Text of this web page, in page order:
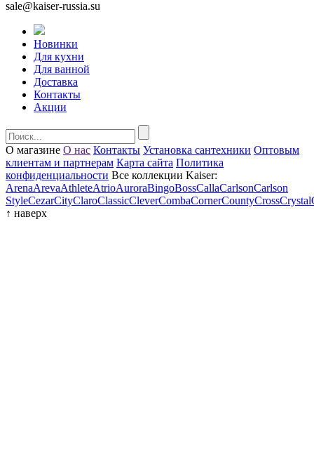
sale@kaiser-russia.su
Новинки
Для кухни
Для ванной
Доставка
Контакты
Акции
О магазине О нас Контакты Установка сантехники Оптовым
клиентам и партнерам Карта сайта Политика
конфиденциальности Все коллекции Kaiser:
ArenaArevaAthleteAtrioAuroraBingoBossCallaCarlsonCarlson
StyleCezarCityClaroClassicCleverCombaCornerCountyCrossCrystal
↑ наверх